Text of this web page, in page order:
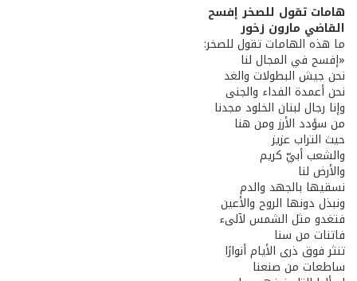
هامات تقول للصخر إفسح
القاضي مارون زخور
ما هذه الهامات تقول للصخر:
«إفسح في المجال لنا
نحن جيش البطولات والغد
نحن أعمدة الفداء والجنى
وإنا رجال لبنان الخلود مجدنا
من سؤدد الأرز ومن هنا
حيث التراب عزيز
والشعب أبيّ كريم
والأرض لنا
نسقيها بالجهد والدم
ونبذل دونها الروح والأعين
فتغدو مثل الشمس لآلىء
فاتنات من سنا
تنثر فوق ذرى الأيام أنوارًا
ساطعات من صنعنا